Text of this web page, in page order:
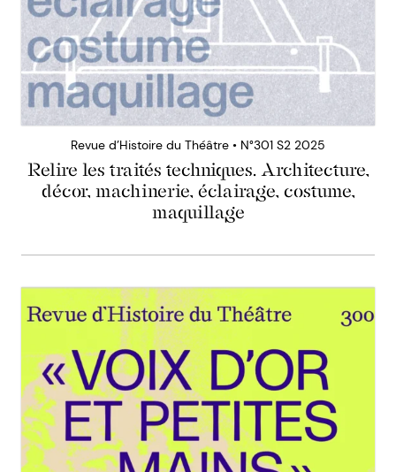
Revue d’Histoire du Théâtre • N°301 S2 2025
Relire les traités techniques. Architecture,
décor, machinerie, éclairage, costume,
maquillage